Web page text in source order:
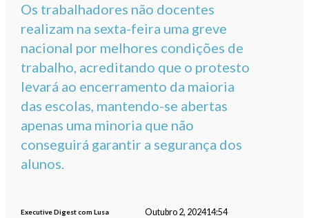
Os trabalhadores não docentes
realizam na sexta-feira uma greve
nacional por melhores condições de
trabalho, acreditando que o protesto
levará ao encerramento da maioria
das escolas, mantendo-se abertas
apenas uma minoria que não
conseguirá garantir a segurança dos
alunos.
Executive Digest com Lusa Outubro 2, 202414:54